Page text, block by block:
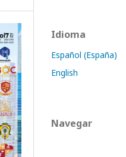
Idioma
Español (España)
English
Navegar